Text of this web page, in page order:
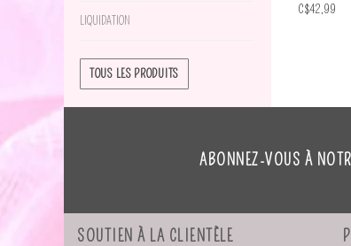
LIQUIDATION
TOUS LES PRODUITS
C$42,99
ABONNEZ-VOUS À
SOUTIEN À LA CLIENTÈLE